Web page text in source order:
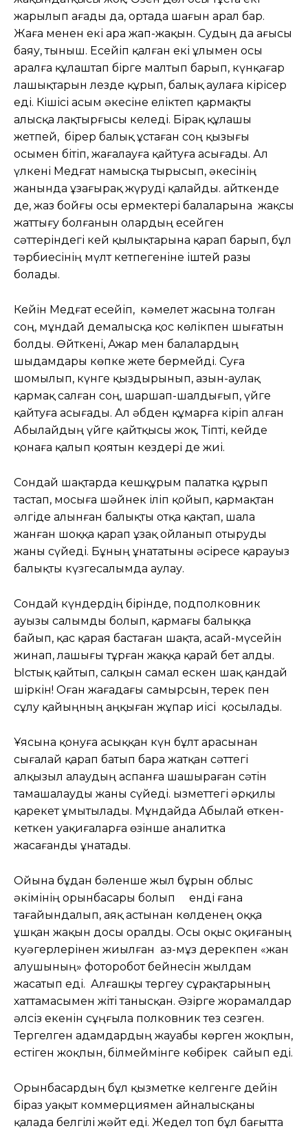
жарылып ағады да, ортада шағын арал бар.
Жаға менен екі ара жап-жақын. Судың да ағысы
баяу, тыныш. Есейіп қалған екі ұлымен осы
аралға құлаштап бірге малтып барып, күнқағар
лашықтарын лезде құрып, балық аулаға кірісер
еді. Кішісі Қасым әкесіне еліктеп қармақты
алысқа лақтырғысы келеді. Бірақ құлашы
жетпей, бірер балық ұстаған соң қызығы
осымен бітіп, жағалауға қайтуға асығады. Ал
үлкені Медғат намысқа тырысып, әкесінің
жанында ұзағырақ жүруді қалайды. Қайткенде
де, жаз бойғы осы ермектері балаларына жақсы
жаттығу болғанын олардың есейген
сәттеріндегі кей қылықтарына қарап барып, бұл
тәрбиесінің мүлт кетпегеніне іштей разы
болады.
Кейін Медғат есейіп, кәмелет жасына толған
соң, мұндай демалысқа қос көлікпен шығатын
болды. Өйткені, Ажар мен балалардың
шыдамдары көпке жете бермейді. Суға
шомылып, күнге қыздырынып, азын-аулақ
қармақ салған соң, шаршап-шалдығып, үйге
қайтуға асығады. Ал әбден құмарға кіріп алған
Абылайдың үйге қайтқысы жоқ. Тіпті, кейде
қонаға қалып қоятын кездері де жиі.
Сондай шақтарда кешқұрым палатка құрып
тастап, мосыға шәйнек іліп қойып, қармақтан
әлгіде алынған балықты отқа қақтап, шала
жанған шоққа қарап ұзақ ойланып отыруды
жаны сүйеді. Бұның ұнататыны әсіресе қарауыз
балықты күзгесалымда аулау.
Сондай күндердің бірінде, подполковник
ауызы салымды болып, қармағы балыққа
байып, қас қарая бастаған шақта, асай-мүсейін
жинап, лашығы тұрған жаққа қарай бет алды.
Ыстық қайтып, салқын самал ескен шақ қандай
шіркін! Оған жағадағы самырсын, терек пен
сұлу қайыңның аңқыған жұпар иісі қосылады.
Ұясына қонуға асыққан күн бұлт арасынан
сығалай қарап батып бара жатқан сәттегі
алқызыл алаудың аспанға шашыраған сәтін
тамашалауды жаны сүйеді. Қызметтегі әрқилы
қарекет ұмытылады. Мұндайда Абылай өткен-
кеткен уақиғаларға өзінше аналитка
жасағанды ұнатады.
Ойына бұдан бәленше жыл бұрын облыс
әкімінің орынбасары болып енді ғана
тағайындалып, аяқ астынан көлденең оққа
ұшқан жақын досы оралды. Осы оқыс оқиғаның
куәгерлерінен жиылған аз-мұз дерекпен «жан
алушының» фоторобот бейнесін жылдам
жасатып еді. Алғашқы тергеу сұрақтарының
хаттамасымен жіті танысқан. Әзірге жорамалдар
әлсіз екенін сұңғыла полковник тез сезген.
Тергелген адамдардың жауабы көрген жоқпын,
естіген жоқпын, білмеймінге көбірек сайып еді.
Орынбасардың бұл қызметке келгенге дейін
біраз уақыт коммерциямен айналысқаны
қалада белгілі жәйт еді. Жедел топ бұл бағытта